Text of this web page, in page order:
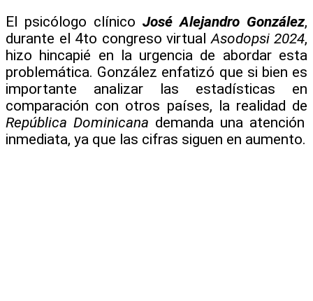
El psicólogo clínico José Alejandro González,
durante el 4to congreso virtualAsodopsi 2024,
hizo hincapié en la urgencia de abordar esta
problemática. González enfatizó que si bien es
importante analizar las estadísticas en
comparación con otros países, la realidad de
República Dominicana demanda una atención
inmediata, ya que las cifras siguen en aumento.